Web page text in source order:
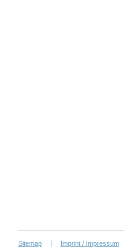
Sitemap Imprint / Impressum